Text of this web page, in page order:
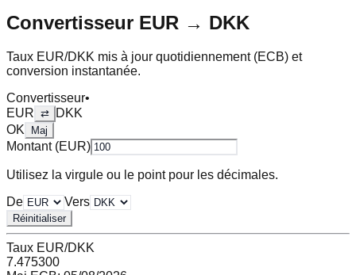
Convertisseur EUR → DKK
Taux EUR/DKK mis à jour quotidiennement (ECB) et
conversion instantanée.
Convertisseur•
EUR ⇄
DKK
OK
Maj
Montant (EUR)
Utilisez la virgule ou le point pour les décimales.
De
Vers
Réinitialiser
Taux EUR/DKK
7.475300